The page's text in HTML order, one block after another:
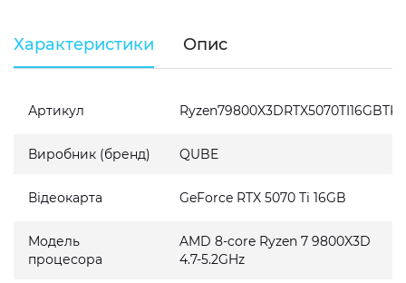
Характеристики Опис
Артикул
Виробник (бренд) QUBE
Відеокарта GeForce RTX 5070 Ti 16GB
Модель
процесора
AMD 8-core Ryzen 7 9800X3D
4.7-5.2GHz